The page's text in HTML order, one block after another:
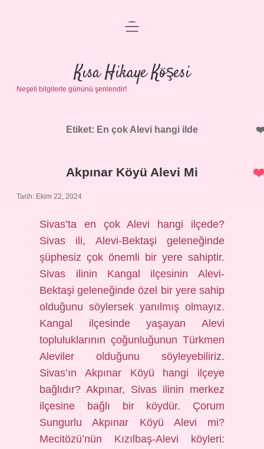
Anasayfa
Gizlilik Politikası
Yasal Uyarı
menüyü
Kısa Hikaye Köşesi
Neşeli bilgilerle gününü şenlendir!
Etiket: En çok Alevi hangi ilde
Akpınar Köyü Alevi Mi
Tarih: Ekim 22, 2024
Sivas’ta en çok Alevi hangi ilçede?
Sivas ili, Alevi-Bektaşi geleneğinde
şüphesiz çok önemli bir yere sahiptir.
Sivas ilinin Kangal ilçesinin Alevi-
Bektaşi geleneğinde özel bir yere sahip
olduğunu söylersek yanılmış olmayız.
Kangal ilçesinde yaşayan Alevi
topluluklarının çoğunluğunun Türkmen
Aleviler olduğunu söyleyebiliriz.
Sivas’ın Akpınar Köyü hangi ilçeye
bağlıdır? Akpınar, Sivas ilinin merkez
ilçesine bağlı bir köydür. Çorum
Sungurlu Akpınar Köyü Alevi mi?
Mecitözü’nün Kızılbaş-Alevi köyleri: